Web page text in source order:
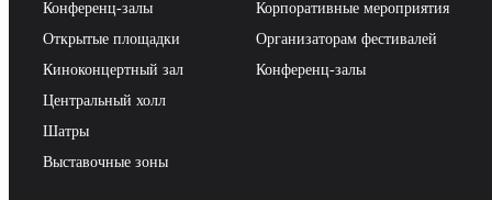
Конференц-залы
Открытые площадки
Киноконцертный зал
Центральный холл
Шатры
Выставочные зоны
Корпоративные мероприятия
Организаторам фестивалей
Конференц-залы